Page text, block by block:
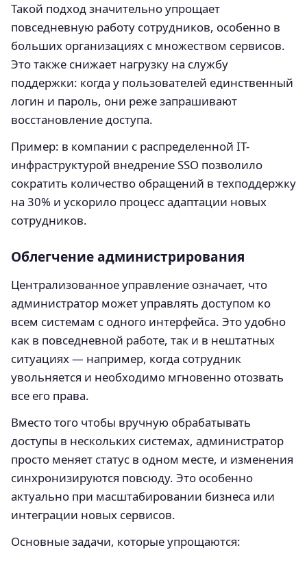
Такой подход значительно упрощает
повседневную работу сотрудников, особенно в
больших организациях с множеством сервисов.
Это также снижает нагрузку на службу
поддержки: когда у пользователей единственный
логин и пароль, они реже запрашивают
восстановление доступа.
Пример: в компании с распределенной IT-
инфраструктурой внедрение SSO позволило
сократить количество обращений в техподдержку
на 30% и ускорило процесс адаптации новых
сотрудников.
Облегчение администрирования
Централизованное управление означает, что
администратор может управлять доступом ко
всем системам с одного интерфейса. Это удобно
как в повседневной работе, так и в нештатных
ситуациях — например, когда сотрудник
увольняется и необходимо мгновенно отозвать
все его права.
Вместо того чтобы вручную обрабатывать
доступы в нескольких системах, администратор
просто меняет статус в одном месте, и изменения
синхронизируются повсюду. Это особенно
актуально при масштабировании бизнеса или
интеграции новых сервисов.
Основные задачи, которые упрощаются: